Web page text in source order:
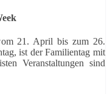
21. April bis zum 26.
ist der Familientag mit
Veranstaltungen sind